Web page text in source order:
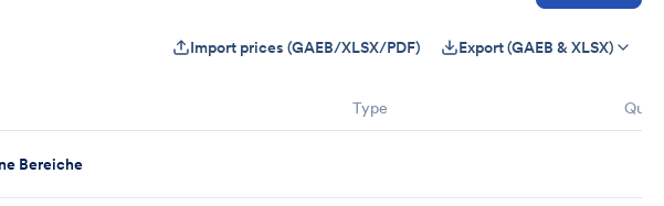
Import prices (GAEB/XLSX/PDF) Export (GAEB & XLSX)
Type
Bereiche